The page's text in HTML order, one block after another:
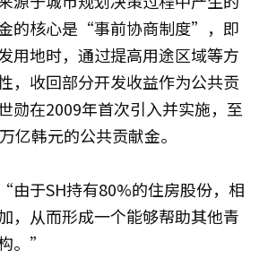
的核心是“事前协商制度”，即
用地时，通过提高用途区域等方
，收回部分开发收益作为公共贡
勋在2009年首次引入并实施，至
亿韩元的公共贡献金。
由于SH持有80%的住房股份，相
，从而形成一个能够帮助其他青
。”